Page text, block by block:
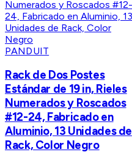
PANDUIT
Rack de Dos Postes
Estándar de 19 in, Rieles
Numerados y Roscados
#12-24, Fabricado en
Aluminio, 13 Unidades de
Rack, Color Negro